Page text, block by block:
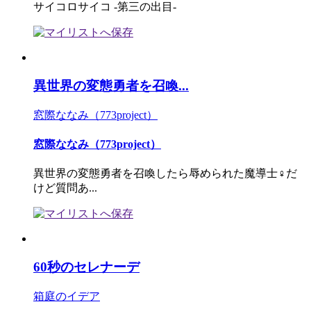
サイコロサイコ -第三の出目-
異世界の変態勇者を召喚...
窓際ななみ（773project）
窓際ななみ（773project）
異世界の変態勇者を召喚したら辱められた魔導士♀だ
けど質問あ...
60秒のセレナーデ
箱庭のイデア